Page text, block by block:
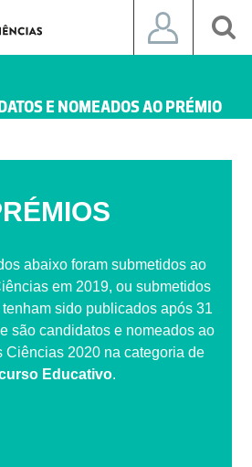
E NOMEADOS AO PRÉMIO
abaixo foram submetidos ao
em 2019, ou submetidos
sido publicados após 31
são candidatos e nomeados ao
Ciências 2020 na categoria de
Educativo.